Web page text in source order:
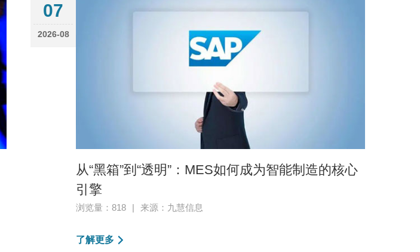
07
2026-08
从“黑箱”到“透明”：MES如何成为智能制造的核心
引擎
浏览量：818 | 来源：九慧信息
了解更多